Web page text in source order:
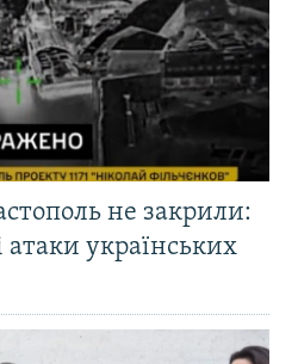
не закрили:
українських